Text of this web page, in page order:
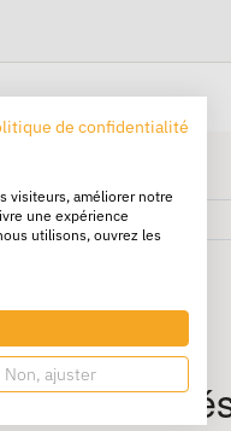
bas 4
de confidentialité
visiteurs, améliorer notre
une expérience
utilisons, ouvrez les
Non, ajuster